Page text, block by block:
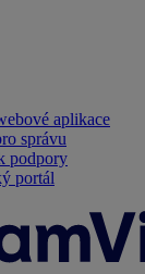
aplikace
správu
podpory
portál